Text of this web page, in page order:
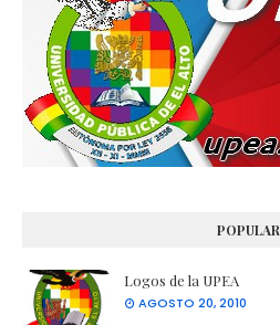
POPULAR
Logos de la UPEA
AGOSTO 20, 2010